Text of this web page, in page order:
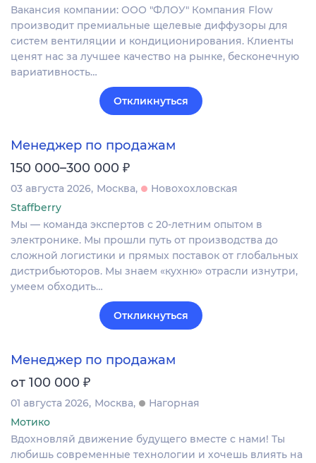
Вакансия компании: ООО "ФЛОУ" Компания Flow
производит премиальные щелевые диффузоры для
систем вентиляции и кондиционирования. Клиенты
ценят нас за лучшее качество на рынке, бесконечную
вариативность…
Откликнуться
Менеджер по продажам
150 000–300 000 ₽
03 августа 2026 Москва
Новохохловская
Staffberry
Мы — команда экспертов с 20-летним опытом в
электронике. Мы прошли путь от производства до
сложной логистики и прямых поставок от глобальных
дистрибьюторов. Мы знаем «кухню» отрасли изнутри,
умеем обходить…
Откликнуться
Менеджер по продажам
от 100 000 ₽
01 августа 2026 Москва
Нагорная
Мотико
Вдохновляй движение будущего вместе с нами! Ты
любишь современные технологии и хочешь влиять на